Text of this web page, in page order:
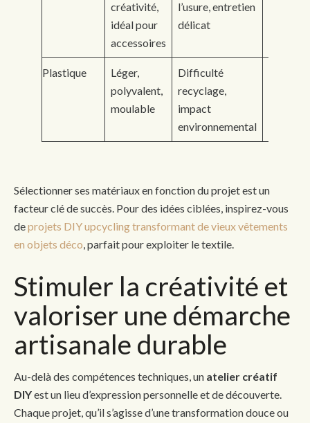
créativité,
idéal pour
accessoires
l’usure, entretien
délicat
Plastique
Léger,
polyvalent,
moulable
Difficulté
recyclage,
impact
environnemental
Sélectionner ses matériaux en fonction du projet est un
facteur clé de succès. Pour des idées ciblées, inspirez-vous
deprojets DIY upcycling transformant de vieux vêtements
en objets déco, parfait pour exploiter le textile.
Stimuler la créativité et
valoriser une démarche
artisanale durable
Au-delà des compétences techniques, un atelier créatif
DIYest un lieu d’expression personnelle et de découverte.
Chaque projet, qu’il s’agisse d’une transformation douce ou